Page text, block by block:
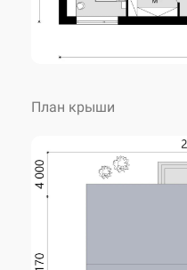
План крыши
Высота 1 этажа
Угол наклона крыши